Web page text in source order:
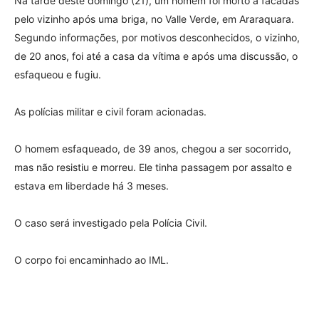
pelo vizinho após uma briga, no Valle Verde, em Araraquara.
Segundo informações, por motivos desconhecidos, o vizinho,
de 20 anos, foi até a casa da vítima e após uma discussão, o
esfaqueou e fugiu.
As polícias militar e civil foram acionadas.
O homem esfaqueado, de 39 anos, chegou a ser socorrido,
mas não resistiu e morreu. Ele tinha passagem por assalto e
estava em liberdade há 3 meses.
O caso será investigado pela Polícia Civil.
O corpo foi encaminhado ao IML.